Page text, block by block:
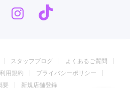
竹梅 扇面 車
華籠
雲取り 道長取り
矢絣
スタッフブログ
よくあるご質問
利用規約
プライバシーポリシー
要
新規店舗登録